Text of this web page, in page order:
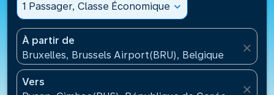
1 Passager, Classe Économique expand_more
À partir de
Bruxelles, Brussels Airport(BRU), Belgique
close
Vers
close